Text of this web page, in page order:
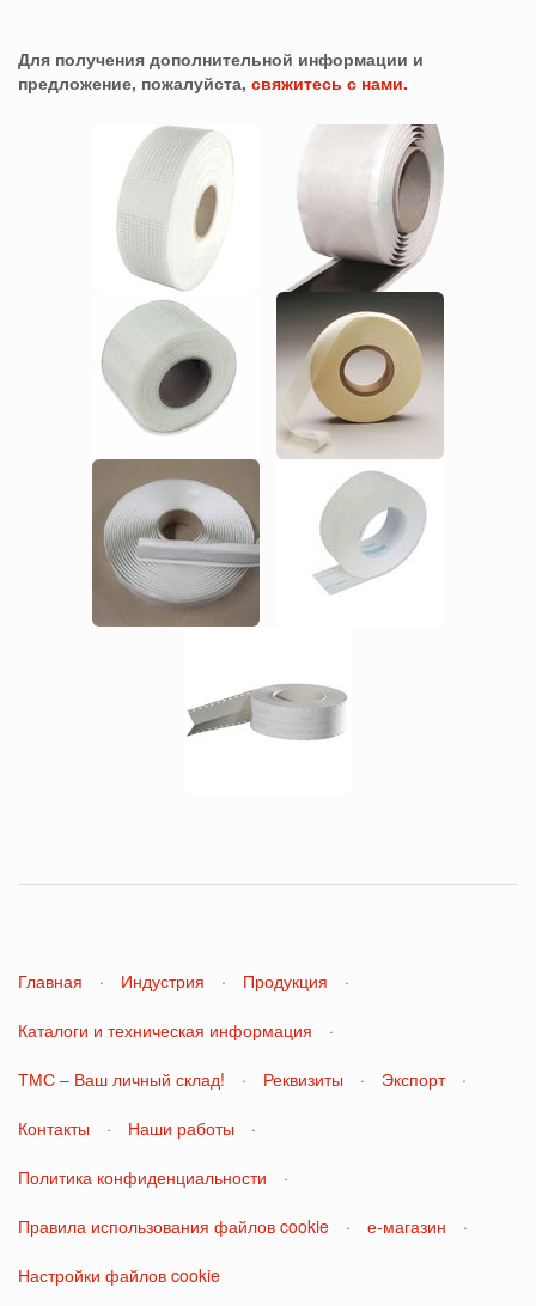
Для получения дополнительной информации и
предложение, пожалуйста, свяжитесь с нами.
Главная · Индустрия · Продукция ·
Каталоги и техническая информация ·
ТМС – Ваш личный склад! · Реквизиты · Экспорт ·
Контакты · Наши работы ·
Политика конфиденциальности ·
Правила использования файлов cookie · е-магазин ·
Настройки файлов cookie